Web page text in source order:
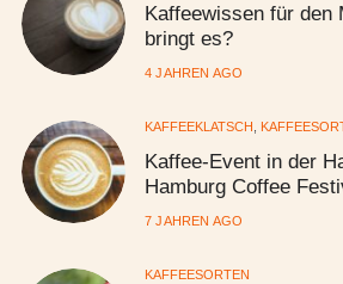
Kaffeewissen für den
bringt es?
4 JAHREN AGO
KAFFEEKLATSCH
Kaffee-Event in der
Hamburg Coffee
7 JAHREN AGO
KAFFEESORTEN